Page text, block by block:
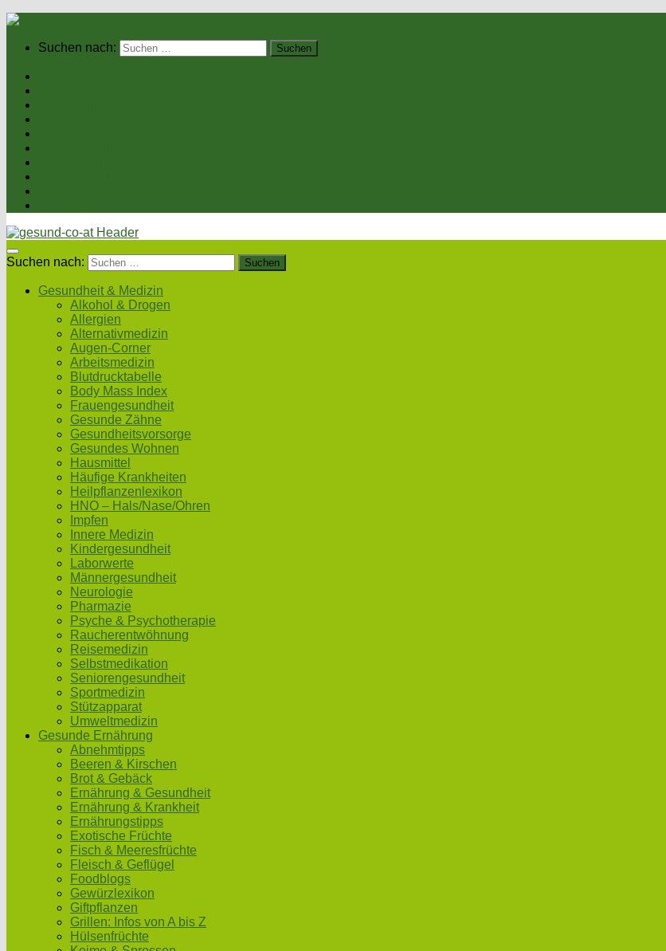
Suchen nach:
Suchen nach:
Gesundheit & Medizin
Alkohol & Drogen
Allergien
Alternativmedizin
Augen-Corner
Arbeitsmedizin
Blutdrucktabelle
Body Mass Index
Frauengesundheit
Gesunde Zähne
Gesundheitsvorsorge
Gesundes Wohnen
Hausmittel
Häufige Krankheiten
Heilpflanzenlexikon
HNO – Hals/Nase/Ohren
Impfen
Innere Medizin
Kindergesundheit
Laborwerte
Männergesundheit
Neurologie
Pharmazie
Psyche & Psychotherapie
Raucherentwöhnung
Reisemedizin
Selbstmedikation
Seniorengesundheit
Sportmedizin
Stützapparat
Umweltmedizin
Gesunde Ernährung
Abnehmtipps
Beeren & Kirschen
Brot & Gebäck
Ernährung & Gesundheit
Ernährung & Krankheit
Ernährungstipps
Exotische Früchte
Fisch & Meeresfrüchte
Fleisch & Geflügel
Foodblogs
Gewürzlexikon
Giftpflanzen
Grillen: Infos von A bis Z
Hülsenfrüchte